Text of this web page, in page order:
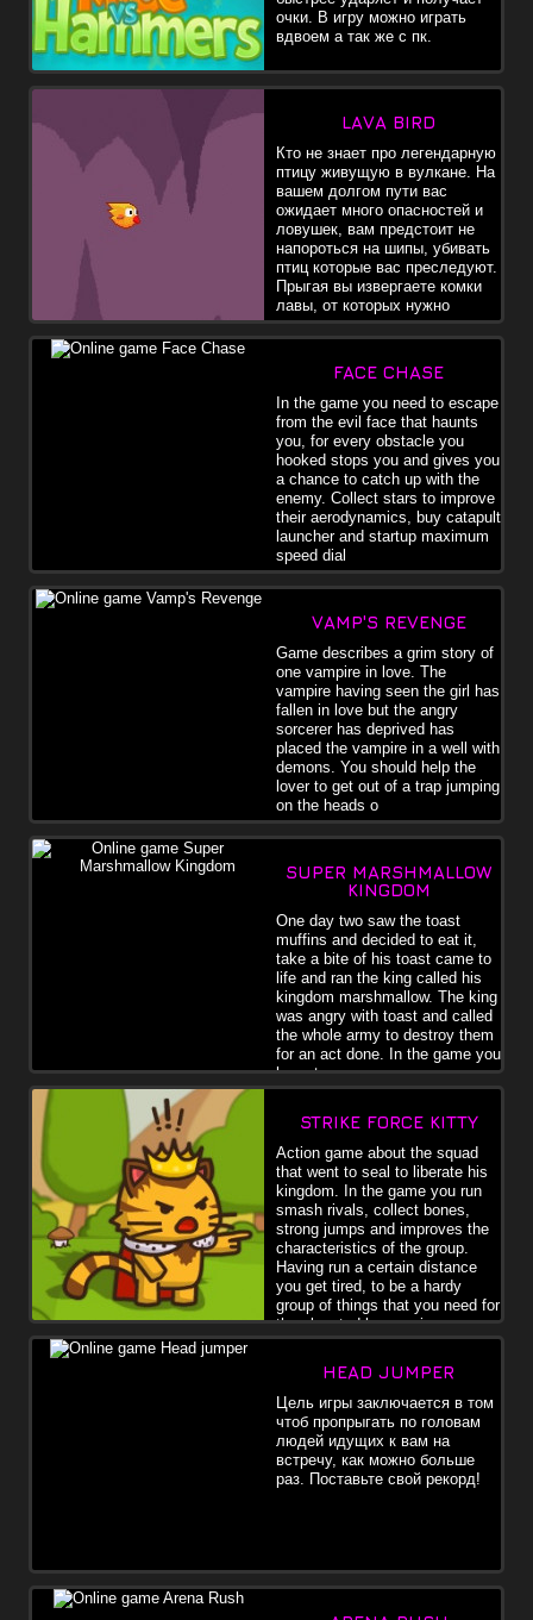
очки. В игру можно играть
вдвоем а так же с пк.
LAVA BIRD
Кто не знает про легендарную
птицу живущую в вулкане. На
вашем долгом пути вас
ожидает много опасностей и
ловушек, вам предстоит не
напороться на шипы, убивать
птиц которые вас преследуют.
Прыгая вы извергаете комки
лавы, от которых нужно
увернуться и ими поразить
догоняющих вас злых птиц. Игра похожа на кликер и на всем
известную игру флаппи бердс.
FACE CHASE
In the game you need to escape
from the evil face that haunts
you, for every obstacle you
hooked stops you and gives you
a chance to catch up with the
enemy. Collect stars to improve
their aerodynamics, buy catapult
launcher and startup maximum
speed dial
VAMP'S REVENGE
Game describes a grim story of
one vampire in love. The
vampire having seen the girl has
fallen in love but the angry
sorcerer has deprived has
placed the vampire in a well with
demons. You should help the
lover to get out of a trap jumping
on the heads o
SUPER MARSHMALLOW
KINGDOM
One day two saw the toast
muffins and decided to eat it,
take a bite of his toast came to
life and ran the king called his
kingdom marshmallow. The king
was angry with toast and called
the whole army to destroy them
for an act done. In the game you
have t
STRIKE FORCE KITTY
Action game about the squad
that went to seal to liberate his
kingdom. In the game you run
smash rivals, collect bones,
strong jumps and improves the
characteristics of the group.
Having run a certain distance
you get tired, to be a hardy
group of things that you need for
the elevated bone gain.
HEAD JUMPER
Цель игры заключается в том
чтоб пропрыгать по головам
людей идущих к вам на
встречу, как можно больше
раз. Поставьте свой рекорд!